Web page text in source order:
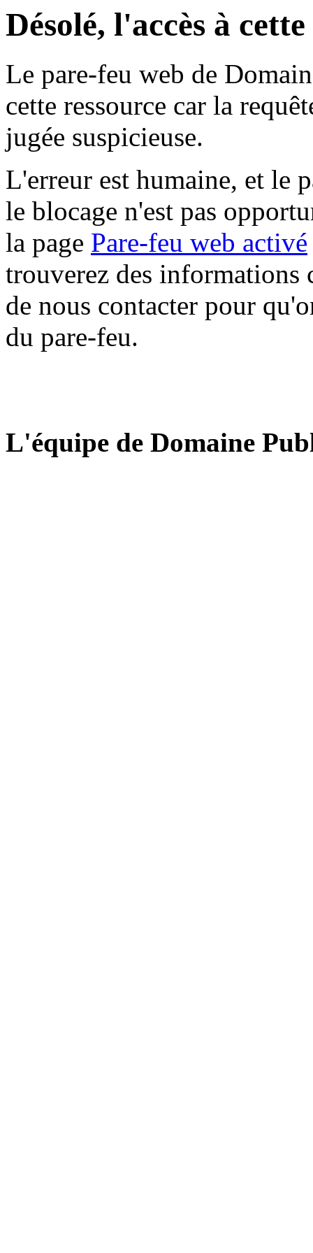
Désolé, l'accès à
Le pare-feu web de
cette ressource car la
jugée suspicieuse.
L'erreur est humaine, et le
le blocage n'est pas
la page Pare-feu web activé
trouverez des informations
de nous contacter pour
du pare-feu.
L'équipe de Domaine